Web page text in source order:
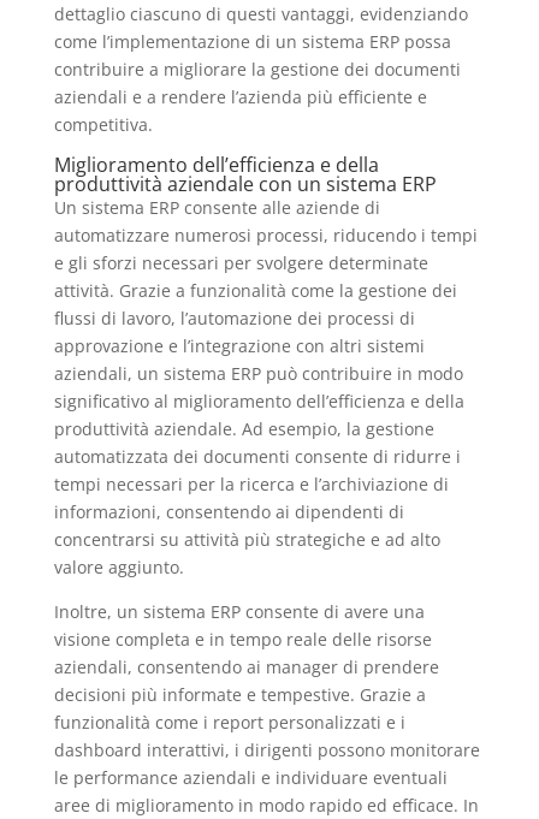
dettaglio ciascuno di questi vantaggi, evidenziando
come l’implementazione di un sistema ERP possa
contribuire a migliorare la gestione dei documenti
aziendali e a rendere l’azienda più efficiente e
competitiva.
Miglioramento dell’efficienza e della
produttività aziendale con un sistema ERP
Un sistema ERP consente alle aziende di
automatizzare numerosi processi, riducendo i tempi
e gli sforzi necessari per svolgere determinate
attività. Grazie a funzionalità come la gestione dei
flussi di lavoro, l’automazione dei processi di
approvazione e l’integrazione con altri sistemi
aziendali, un sistema ERP può contribuire in modo
significativo al miglioramento dell’efficienza e della
produttività aziendale. Ad esempio, la gestione
automatizzata dei documenti consente di ridurre i
tempi necessari per la ricerca e l’archiviazione di
informazioni, consentendo ai dipendenti di
concentrarsi su attività più strategiche e ad alto
valore aggiunto.
Inoltre, un sistema ERP consente di avere una
visione completa e in tempo reale delle risorse
aziendali, consentendo ai manager di prendere
decisioni più informate e tempestive. Grazie a
funzionalità come i report personalizzati e i
dashboard interattivi, i dirigenti possono monitorare
le performance aziendali e individuare eventuali
aree di miglioramento in modo rapido ed efficace. In